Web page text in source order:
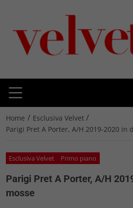
Home / Esclusiva Velvet /
Parigi Pret A Porter, A/H 2019-2020 in
Esclusiva Velvet Primo piano
Parigi Pret A Porter, A/H
mosse